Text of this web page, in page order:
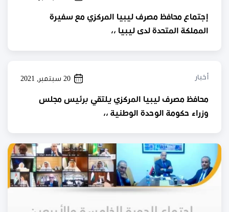
إجتماع محافظ مصرف ليبيا المركزي مع سفيرة
المملكة المتحدة لدى ليبيا ،،
أخبار 20 سبتمبر, 2021
محافظ مصرف ليبيا المركزي يلتقي برئيس مجلس
وزراء حكومة الوحدة الوطنية ،،